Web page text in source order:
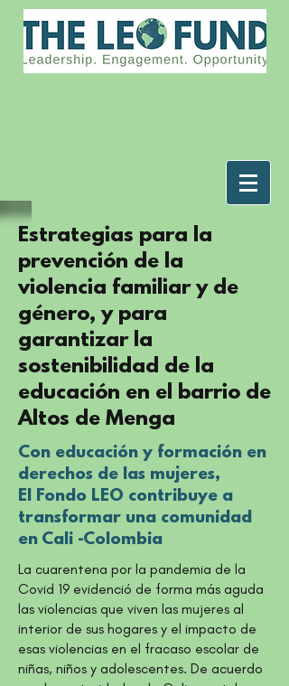
Estrategias para la
prevención de la
violencia familiar y de
género, y para
garantizar la
sostenibilidad de la
educación en el barrio de
Altos de Menga
Con educación y formación en
derechos de las mujeres,
El Fondo LEO contribuye a
transformar una comunidad
en Cali -Colombia
La cuarentena por la pandemia de la
Covid 19 evidenció de forma más aguda
las violencias que viven las mujeres al
interior de sus hogares y el impacto de
esas violencias en el fracaso escolar de
niñas, niños y adolescentes. De acuerdo